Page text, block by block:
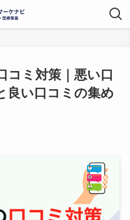
コミ対策｜悪い口
良い口コミの集め